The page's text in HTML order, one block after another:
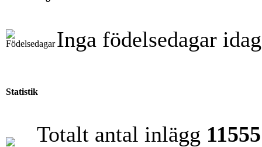
Inga födelsedagar
Statistik
Totalt antal inlägg